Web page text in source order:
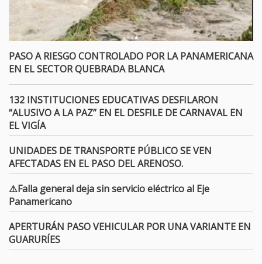
PASO A RIESGO CONTROLADO POR LA PANAMERICANA
EN EL SECTOR QUEBRADA BLANCA
132 INSTITUCIONES EDUCATIVAS DESFILARON
“ALUSIVO A LA PAZ” EN EL DESFILE DE CARNAVAL EN
EL VIGÍA
UNIDADES DE TRANSPORTE PÚBLICO SE VEN
AFECTADAS EN EL PASO DEL ARENOSO.
⚠️Falla general deja sin servicio eléctrico al Eje
Panamericano
APERTURÁN PASO VEHICULAR POR UNA VARIANTE EN
GUARURÍES